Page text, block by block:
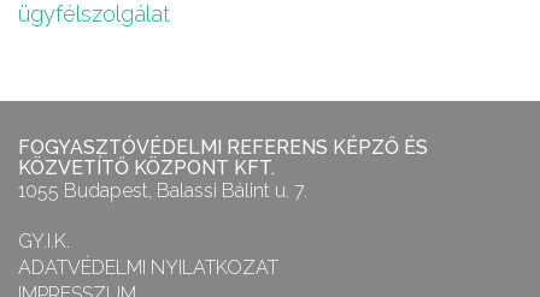
ügyfélszolgálat
FOGYASZTÓVÉDELMI REFERENS KÉPZŐ ÉS
KÖZVETÍTŐ KÖZPONT KFT.
1055 Budapest, Balassi Bálint u. 7.
GY.I.K.
ADATVÉDELMI NYILATKOZAT